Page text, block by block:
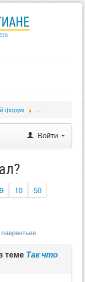
форум Обсуждение
Войти
9 10 50
теме Так что